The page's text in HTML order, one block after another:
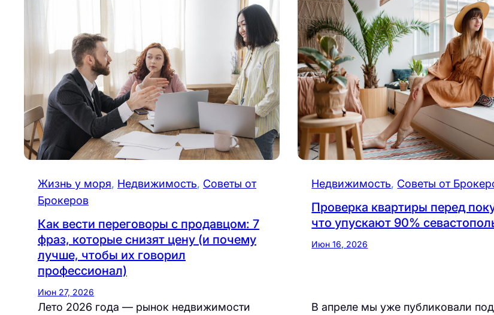
Жизнь у моря, Недвижимость, Советы от
Брокеров
Как вести переговоры с продавцом: 7
фраз, которые снизят цену (и почему
лучше, чтобы их говорил
профессионал)
Июн 27, 2026
Лето 2026 года — рынок недвижимости
Недвижимость, Советы от
Проверка квартиры перед
что упускают 90%
Июн 16, 2026
В апреле мы уже публиковали